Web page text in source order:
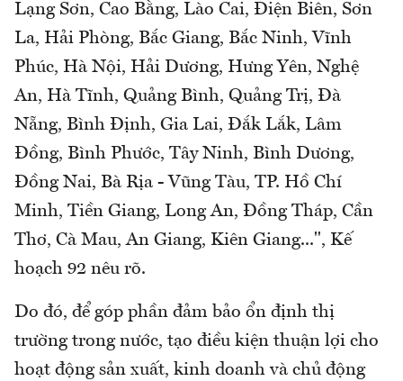
Lạng Sơn, Cao Bằng, Lào Cai, Điện Biên, Sơn
La, Hải Phòng, Bắc Giang, Bắc Ninh, Vĩnh
Phúc, Hà Nội, Hải Dương, Hưng Yên, Nghệ
An, Hà Tĩnh, Quảng Bình, Quảng Trị, Đà
Nẵng, Bình Định, Gia Lai, Đắk Lắk, Lâm
Đồng, Bình Phước, Tây Ninh, Bình Dương,
Đồng Nai, Bà Rịa - Vũng Tàu, TP. Hồ Chí
Minh, Tiền Giang, Long An, Đồng Tháp, Cần
Thơ, Cà Mau, An Giang, Kiên Giang...", Kế
hoạch 92 nêu rõ.
Do đó, để góp phần đảm bảo ổn định thị
trường trong nước, tạo điều kiện thuận lợi cho
hoạt động sản xuất, kinh doanh và chủ động